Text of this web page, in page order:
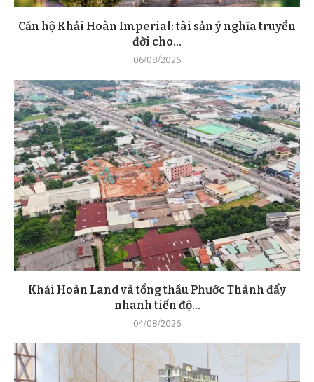
Căn hộ Khải Hoàn Imperial: tài sản ý nghĩa truyền
đời cho...
06/08/2026
Khải Hoàn Land và tổng thầu Phước Thành đẩy
nhanh tiến độ...
04/08/2026